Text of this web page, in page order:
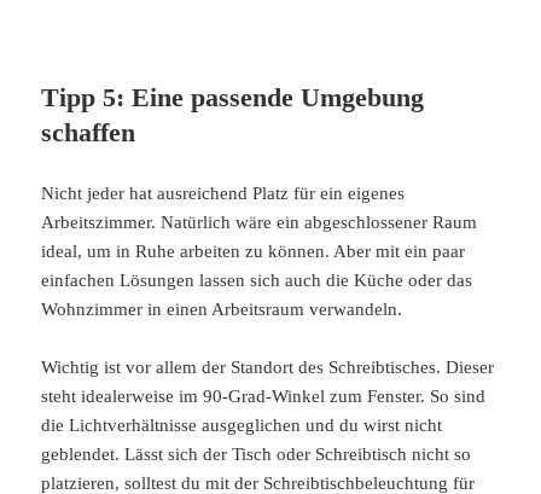
Tipp 5: Eine passende Umgebung
schaffen
Nicht jeder hat ausreichend Platz für ein eigenes
Arbeitszimmer. Natürlich wäre ein abgeschlossener Raum
ideal, um in Ruhe arbeiten zu können. Aber mit ein paar
einfachen Lösungen lassen sich auch die Küche oder das
Wohnzimmer in einen Arbeitsraum verwandeln.
Wichtig ist vor allem der Standort des Schreibtisches. Dieser
steht idealerweise im 90-Grad-Winkel zum Fenster. So sind
die Lichtverhältnisse ausgeglichen und du wirst nicht
geblendet. Lässt sich der Tisch oder Schreibtisch nicht so
platzieren, solltest du mit der Schreibtischbeleuchtung für